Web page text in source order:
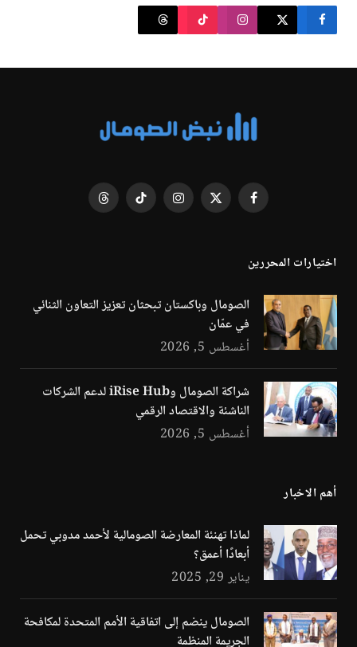
فيسبوك X
الانستغرامتيكتوك Threads
اختيارات المحررين
الصومال وباكستان تبحثان تعزيز التعاون الثنائي
في عمّان
أغسطس 5, 2026
شراكة الصومال وiRise Hub لدعم الشركات
الناشئة والاقتصاد الرقمي
أغسطس 5, 2026
أهم الاخبار
لماذا تهنئة المعارضة الصومالية لأحمد مدوبي تحمل
أبعادًا أعمق؟
يناير 29, 2025
الصومال ينضم إلى اتفاقية الأمم المتحدة لمكافحة
الجريمة المنظمة